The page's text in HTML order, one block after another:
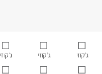
ג’קוזי ג’קוזי ג’קוזי